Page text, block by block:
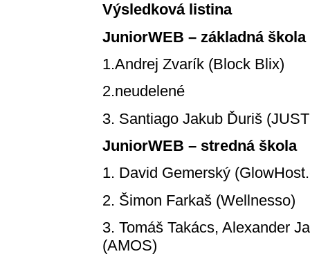
Výsledková listina
JuniorWEB – základná škola
1.Andrej Zvarík (Block Blix)
2.neudelené
3. Santiago Jakub Ďuriš
JuniorWEB – stredná škola
1. David Gemerský
2. Šimon Farkaš (Wellnesso)
3. Tomáš Takács, Alexander
(AMOS)